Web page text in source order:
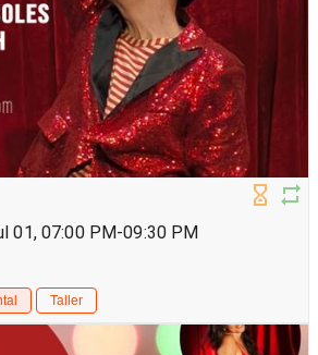
01, 07:00 PM-09:30 PM
Taller